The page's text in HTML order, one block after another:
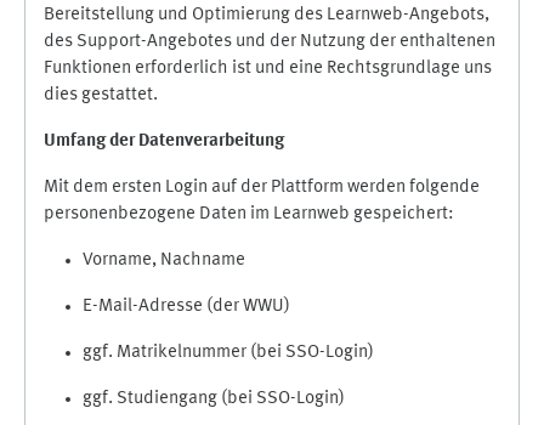
Bereitstellung und Optimierung des Learnweb-Angebots,
des Support-Angebotes und der Nutzung der enthaltenen
Funktionen erforderlich ist und eine Rechtsgrundlage uns
dies gestattet.
Umfang der Datenverarbeitung
Mit dem ersten Login auf der Plattform werden folgende
personenbezogene Daten im Learnweb gespeichert:
Vorname, Nachname
E-Mail-Adresse (der WWU)
ggf. Matrikelnummer (bei SSO-Login)
ggf. Studiengang (bei SSO-Login)